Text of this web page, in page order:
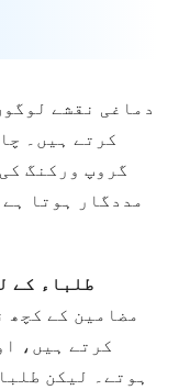
دماغی نقشے
کرتے ہیں۔
گروپ ورکنگ
مددگار ہوتا
طلباء کے
مضامین کے کچھ
کرتے ہیں،
ہوتے۔ لیکن